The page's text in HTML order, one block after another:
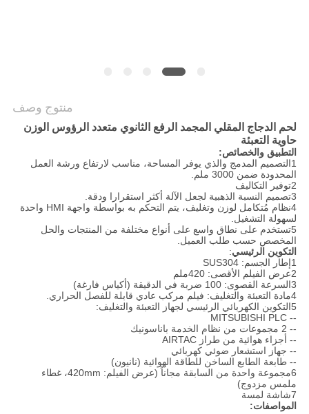
منتوج وصف
لحم الدجاج المقلي المجمد الرفع الثانوي متعدد الرؤوس الوزن
حاوية التعبئة
التطبيق والخصائص:
1التصميم المدمج والذي يوفر المساحة، مناسب لارتفاع ورشة العمل
المحدودة ضمن 3000 ملم.
2توفير التكاليف
3تصميم النسبة الذهبية لجعل الآلة أكثر استقرارا ودقة.
4نظام مُتكامل لوزن وتغليف، يتم التحكم به بواسطة واجهة HMI واحدة
لسهولة التشغيل.
5تستخدم على نطاق واسع على أنواع مختلفة من المنتجات والحل
المخصص حسب طلب العميل.
التكوين الرئيسي:
1إطار الجسم: SUS304
2عرض الفيلم الأقصى: 420ملم
3السرعة القصوى: 100 ضربة في الدقيقة (أكياس فارغة)
4مادة التعبئة والتغليف: فيلم مركب عادي قابلة للفصل الحراري.
5التكوين الكهربائي الرئيسي لجهاز التعبئة والتغليف:
-- MITSUBISHI PLC
-- 2 مجموعات من نظام الخدمة باناسونيك
-- أجزاء هوائية من طراز AIRTAC
-- جهاز استشعار ضوئي كهربائي
-- طابعة الطابع الساخن للطاقة الهوائية (نانيون)
6مجموعة واحدة من السابقة مجاناً (عرض الفيلم: 420mm، غطاء
ملمس مزدوج)
7شاشة لمسة
المواصفات: